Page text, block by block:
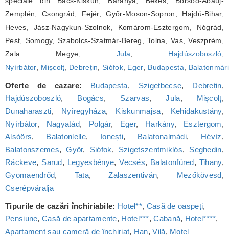
Zemplén, Csongrád, Fejér, Győr-Moson-Sopron, Hajdú-Bihar,
Heves, Jász-Nagykun-Szolnok, Komárom-Esztergom, Nógrád,
Pest, Somogy, Szabolcs-Szatmár-Bereg, Tolna, Vas, Veszprém,
Zala Megye, Jula Hajdúszoboszló
Nyírbátor
Mișcolț Debrețin ,Siófok, Eger Budapesta
Oferte de cazare: Budapesta, Szigetbecse, Debrețin,
Hajdúszoboszló, Bogács, Szarvas,Jula, Mișcolț,
Dunaharaszti, Nyíregyháza, Kiskunmajsa, Kehidakustány,
Nyírbátor, Nagyatád, Polgár, Eger, Harkány, Esztergom,
Alsóörs, Balatonlelle, Ionești, Balatonalmádi, Hévíz,
Balatonszemes,Győr, Siófok, Szigetszentmiklós, Seghedin,
Ráckeve, Sarud, Legyesbénye,Vecsés, Balatonfüred, Tihany,
Gyomaendrőd, Tata,Zalaszentiván, Mezőkövesd,
Cserépváralja
Tipurile de cazări închiriabile: Hotel**, Casă de oaspeți,
Pensiune,Casă de apartamente, Hotel***,Cabană, Hotel****,
Apartament sau cameră de închiriat, Han,Vilă, Motel